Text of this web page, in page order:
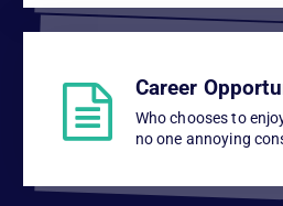
Career
Who chooses to
no one annoying